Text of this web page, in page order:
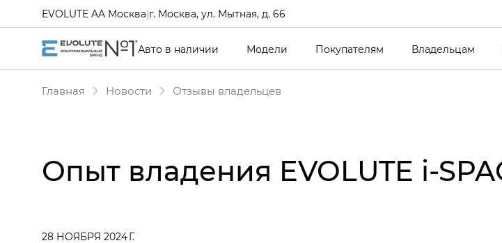
EVOLUTE AA Москва|г. Москва, ул. Мытная, д. 66
Авто в наличии Модели Покупателям Владельцам
Главная Новости Отзывы владельцев
Опыт владения EVOLUTE
28 НОЯБРЯ 2024 Г.